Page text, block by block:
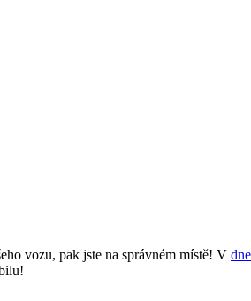
vozu, pak jste na správném místě! V